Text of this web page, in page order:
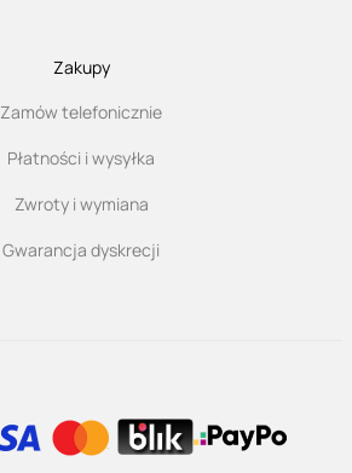
Zakupy
Zamów telefonicznie
Płatności i wysyłka
Zwroty i wymiana
Gwarancja dyskrecji